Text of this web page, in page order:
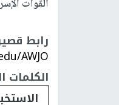
القوات
رابط
AWJO/
الكلمات